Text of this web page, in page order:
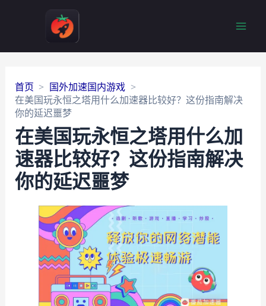
首页
国外加速国内游戏
在美国玩永恒之塔用什么加速器比较好？这份指南解决
你的延迟噩梦
在美国玩永恒之塔用什么加
速器比较好？这份指南解决
你的延迟噩梦